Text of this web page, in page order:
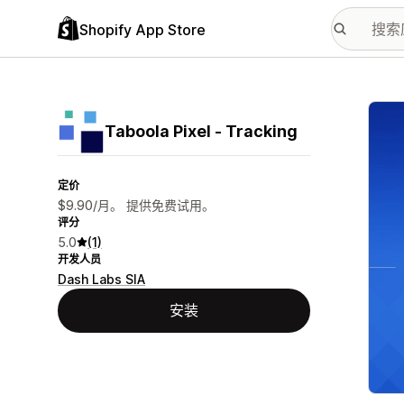
Shopify App Store
Taboola Pixel ‑ Tracking
定价
$9.90/月。 提供免费试用。
评分
5.0 (1)
开发人员
Dash Labs SIA
安装
配图